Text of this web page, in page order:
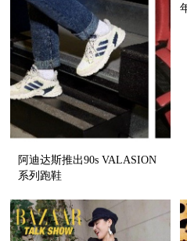
阿迪达斯推出90s VALASION
系列跑鞋